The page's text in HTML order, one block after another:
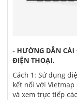
- HƯỚNG DẪN CÀI
ĐIỆN THOẠI.
Cách 1: Sử dụng
kết nối với
và xem trực tiếp